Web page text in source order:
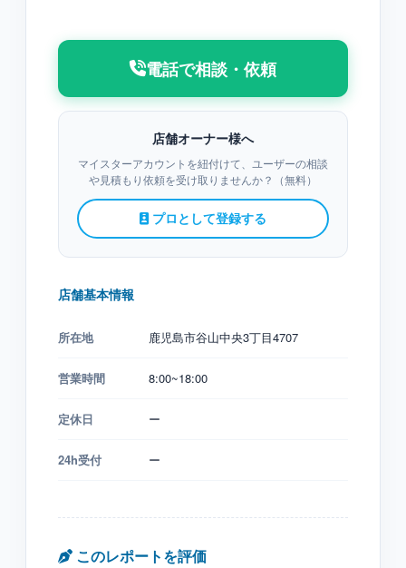
電話で相談・依頼
店舗オーナー様へ
マイスターアカウントを紐付けて、ユーザーの相談
や見積もり依頼を受け取りませんか？（無料）
プロとして登録する
店舗基本情報
所在地 鹿児島市谷山中央3丁目4707
営業時間 8:00~18:00
定休日 ー
24h受付 ー
このレポートを評価